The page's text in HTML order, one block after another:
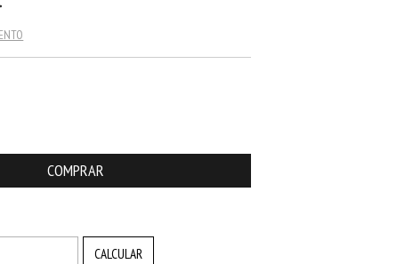
CALCULAR